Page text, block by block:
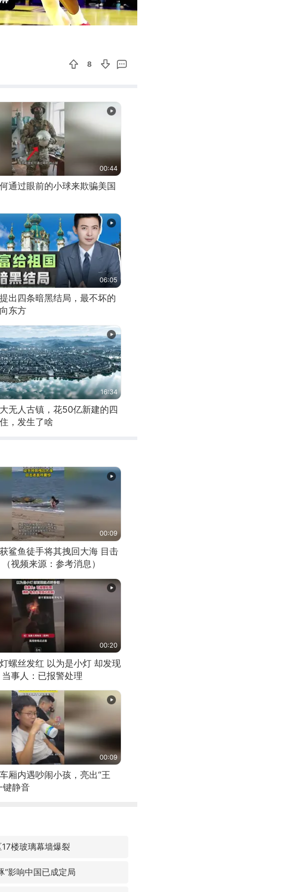
01:36
8
00:44
通过眼前的小球来欺骗美国
06:05
出四条暗黑结局，最不坏的
东方
16:34
无人古镇，花50亿新建的四
，发生了啥
00:09
鲨鱼徒手将其拽回大海 目击
视频来源：参考消息）
00:20
螺丝发红 以为是小灯 却发现
事人：已报警处理
00:09
厢内遇吵闹小孩，亮出“王
键静音
楼玻璃幕墙爆裂
”影响中国已成定局